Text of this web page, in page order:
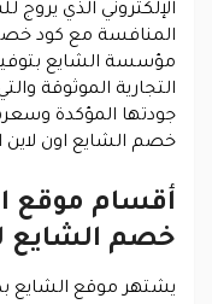
الإلكتروني الذي
المنافسة مع كود
مؤسسة الشايع
التجارية الموثوقة
جودتها المؤكدة
خصم الشايع اون لاين
أقسام موقع
خصم الشايع
يشتهر موقع الشايع